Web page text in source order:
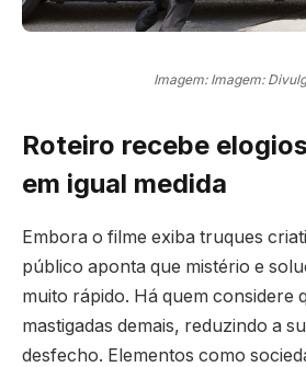
Imagem: Imagem:
Roteiro recebe
em igual medida
Embora o filme exiba truques
público aponta que mistério e
muito rápido. Há quem considere
mastigadas demais, reduzindo a
desfecho. Elementos como